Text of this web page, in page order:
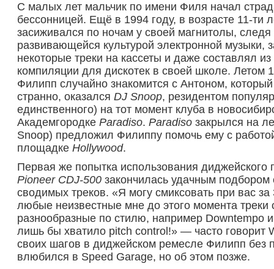
C малых лет мальчик по имени Филя начал
бессонницей. Ещё в 1994 году, в возрасте 11-ти
засиживался по ночам у своей магнитолы, следя
развивающейся культурой электронной музыки,
некоторые треки на кассеты и даже составлял из
компиляции для дискотек в своей школе. Летом
Филипп случайно знакомится с Антоном, который
странно, оказался DJ Snoop, резидентом
единственного) на тот момент клуба в
Академгородке Paradiso. Paradiso закрылся на
Snoop) предложил Филиппу помочь ему с
площадке Hollywood.
Первая же попытка использования диджейского
Pioneer CDJ-500 закончилась удачным подбором
сводимых треков. «Я могу смиксовать при вас за
любые неизвестные мне до этого момента треки
разнообразные по стилю, например Downtempo
лишь бы хватило pitch control!» — часто говорит
своих шагов в диджейском ремесле Филипп без
влюбился в Speed Garage, но об этом позже.